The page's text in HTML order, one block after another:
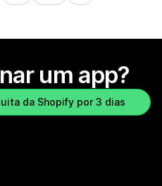
um app?
da Shopify por 3 dias